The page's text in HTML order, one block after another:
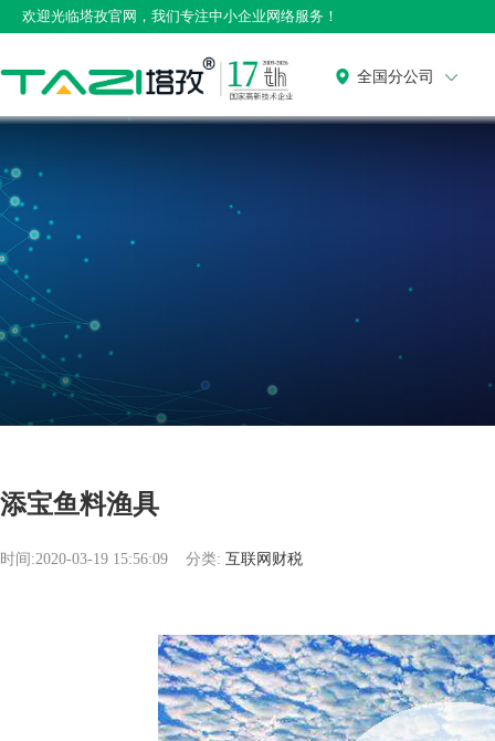
欢迎光临塔孜官网，我们专注中小企业网络服务！
全国分公司
添宝鱼料渔具
时间:2020-03-19 15:56:09 分类: 互联网财税